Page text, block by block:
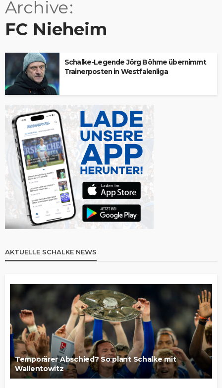
Archive
FC Nieheim
Schalke-Legende Jörg Böhme übernimmt
Trainerposten in Westfalenliga
AKTUELLE SCHALKE NEWS
Temporärer Abschied? So plant Schalke mit
Wallentowitz